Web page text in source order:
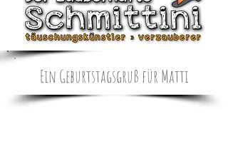
Ein Geburtstagsgruß für Matti